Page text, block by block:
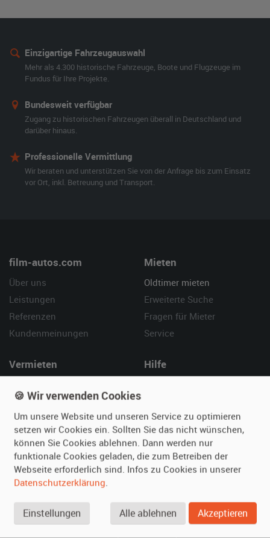
Einzigartige Fahrzeugauswahl
Mehr als 4.300 historische Fahrzeuge, Boote und Flugzeuge im
Fundus für Ihre Projekte.
Bundesweit verfügbar
Zugang zu historischen Fahrzeugen überall in Deutschland und
darüber hinaus.
Professionelle Vermittlung
Wir beraten und unterstützen Sie von der Anfrage bis zum Einsatz
vor Ort, inkl. Betreuung und Transport.
film-autos.com
Über uns
Leistungen
Referenzen
Kundenmeinungen
Mieten
Oldtimer mieten
Erweiterte Suche
Fragen für Mieter
Service
Vermieten
Fotos senden
Fragen für Vermieter
Inserat verwalten
Hilfe
Kontakt
SPECIAL
Berühmte Filmautos –
🍪 Wir verwenden Cookies
Um unsere Website und unseren Service zu optimieren
setzen wir Cookies ein. Sollten Sie das nicht wünschen,
können Sie Cookies ablehnen. Dann werden nur
funktionale Cookies geladen, die zum Betreiben der
Webseite erforderlich sind. Infos zu Cookies in unserer
Datenschutzerklärung.
Einstellungen Alle ablehnen Akzeptieren